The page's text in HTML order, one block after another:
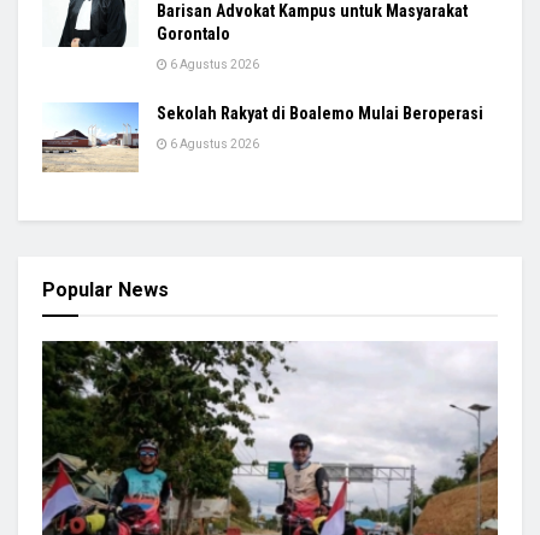
Barisan Advokat Kampus untuk Masyarakat
Gorontalo
6 Agustus 2026
Sekolah Rakyat di Boalemo Mulai Beroperasi
6 Agustus 2026
Popular News